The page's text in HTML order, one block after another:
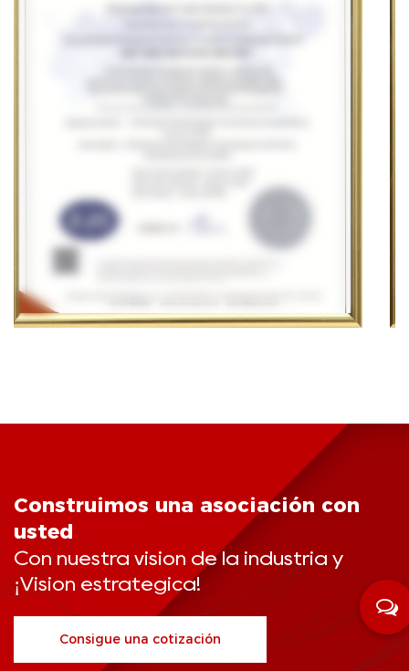
Construimos una asociación con
usted
Con nuestra visión de la industria y
¡Visión estratégica!
Consigue una cotización